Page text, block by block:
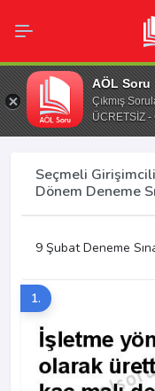
AÖL Soru
Çıkmış
ÜCRETSİZ
Seçmeli
Dönem Deneme
9 Şubat Deneme
1.